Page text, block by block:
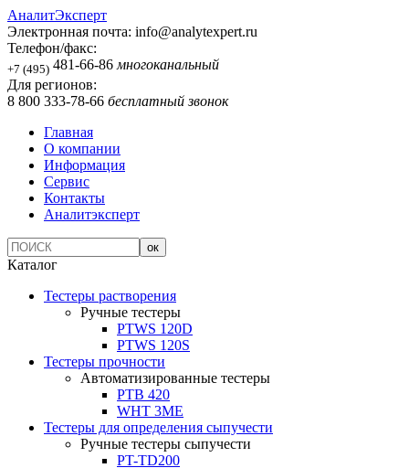
АналитЭксперт
Электронная почта: info@analytexpert.ru
Телефон/факс:
+7 (495) 481-66-86 многоканальный
Для регионов:
8 800 333-78-66 бесплатный звонок
Главная
О компании
Информация
Сервис
Контакты
Аналитэксперт
Каталог
Тестеры растворения
Ручные тестеры
PTWS 120D
PTWS 120S
Тестеры прочности
Автоматизированные тестеры
PTB 420
WHT 3ME
Тестеры для определения сыпучести
Ручные тестеры сыпучести
PT-TD200